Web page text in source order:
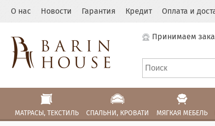
О нас Новости Гарантия Кредит Оплата и
Принимаем
МАТРАСЫ, ТЕКСТИЛЬ СПАЛЬНИ, КРОВАТИ МЯГКАЯ МЕБЕЛЬ